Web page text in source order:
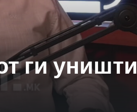
ги уништи